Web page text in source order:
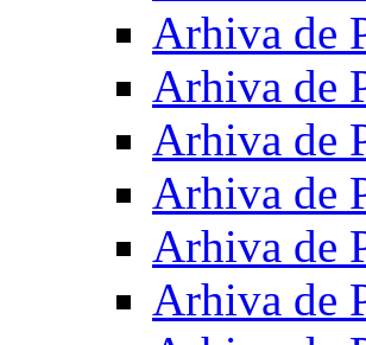
Arhiva de
Arhiva de
Arhiva de
Arhiva de
Arhiva de
Arhiva de